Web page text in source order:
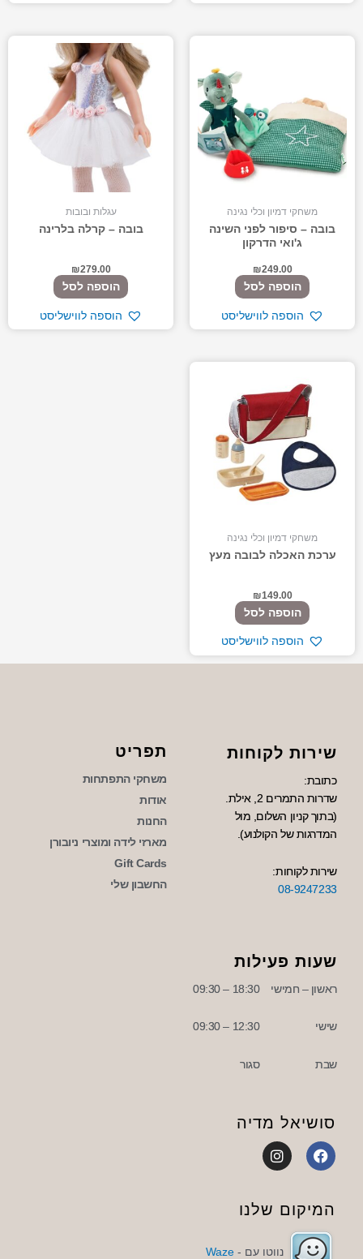
משחקי דמיון וכלי נגינה
בובה – סיפור לפני השינה
ג'ואי הדרקון
₪249.00
הוספה לסל
הוספה לווישליסט
עגלות ובובות
בובה – קרלה בלרינה
₪279.00
הוספה לסל
הוספה לווישליסט
משחקי דמיון וכלי נגינה
ערכת האכלה לבובה מעץ
₪149.00
הוספה לסל
הוספה לווישליסט
שירות לקוחות
כתובת:
שדרות התמרים 2, אילת.
(בתוך קניון השלום, מול
המדרגות של הקולנוע).
שירות לקוחות:
08-9247233
תפריט
משחקי התפתחות
אודות
החנות
מארזי לידה ומוצרי ניובורן
Gift Cards
החשבון שלי
שעות פעילות
ראשון – חמישי
שישי
שבת
18:30 – 09:30
12:30 – 09:30
סגור
סושיאל מדיה
F
a
b
o
k
I
n
a
a
המיקום שלנו
נווטו עם -Waze